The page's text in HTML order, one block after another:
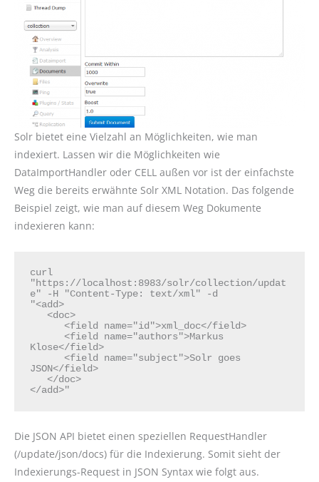
Solr bietet eine Vielzahl an Möglichkeiten, wie man
indexiert. Lassen wir die Möglichkeiten wie
DataImportHandler oder CELL außen vor ist der einfachste
Weg die bereits erwähnte Solr XML Notation. Das folgende
Beispiel zeigt, wie man auf diesem Weg Dokumente
indexieren kann:
curl
"https://localhost:8983/solr/collection/updat
e" -H "Content-Type: text/xml" -d
"<add>
Klose</field>
JSON</field>
</add>"
Die JSON API bietet einen speziellen RequestHandler
(/update/json/docs) für die Indexierung. Somit sieht der
Indexierungs-Request in JSON Syntax wie folgt aus.